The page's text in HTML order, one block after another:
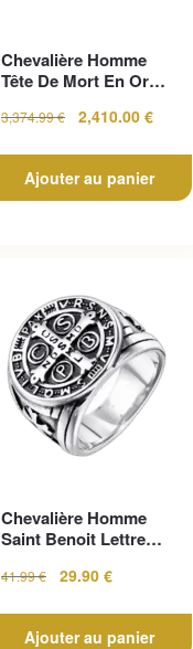
Chevalière Homme
Tête De Mort En Or
Gothique...
3,374.99€ 2,410.00 €
Ajouter au panier
Chevalière Homme
Saint Benoit Lettre
41.99€ 29.90 €
Ajouter au panier